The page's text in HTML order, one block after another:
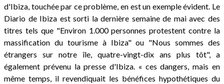
d'Ibiza, touchée par ce problème, en est un exemple évident. Le
Diario de Ibiza est sorti la dernière semaine de mai avec des
titres tels que "Environ 1.000 personnes protestent contre la
massification du tourisme à Ibiza" ou "Nous sommes des
étrangers sur notre île, quatre-vingt-dix ans plus tôt", a
également prévenu la presse d'Ibiza. « ces dangers, mais en
même temps, il revendiquait les bénéfices hypothétiques du